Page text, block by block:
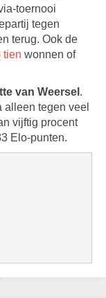
toernooi
tegen
terug. Ook de
tien wonnen of
van Weersel .
tegen veel
vijftig procent
Elo-punten.